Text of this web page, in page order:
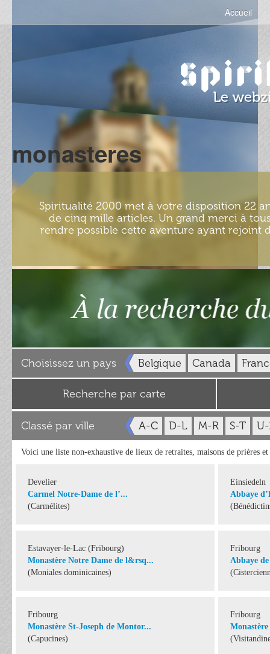
Accueil
monasteres
Spiritualité 2000 met à votre disposition 22
de cinq mille articles. Un grand merci à
rendre possible cette aventure ayant rejoint
Choisissez un pays Belgique Canada
Recherche par carte
Classé par ville A-C D-L M-R S-T
Voici une liste non-exhaustive de lieux de retraites, maisons de prières et
Develier
Carmel Notre-Dame de l’...
(Carmélites)
Einsiedeln
Abbaye
Estavayer-le-Lac (Fribourg)
Monastère Notre Dame de l&rsq...
(Moniales dominicaines)
Fribourg
Abbaye
Fribourg
Monastère St-Joseph de Montor...
(Capucines)
Fribourg